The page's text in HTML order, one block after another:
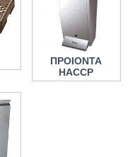
ΠΡΟΙΟΝΤΑ
HACCP